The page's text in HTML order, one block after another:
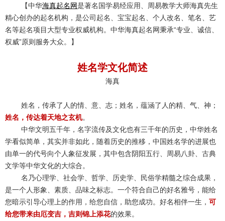
【中华海真起名网是著名国学易经应用、周易教学大师海真先生
精心创办的起名机构，是公司起名、宝宝起名、个人改名、笔名、艺
名等起名项目大型专业权威机构。中华海真起名网秉承“专业、诚信、
权威”原则服务大众。】
姓名学文化简述
海真
姓名，传承了人的情、意、志；姓名，蕴涵了人的精、气、神；
姓名，传达着天地之玄机。
中华文明五千年，名字流传及文化也有三千年的历史，中华姓名
学看似简单，其实并非如此，随着历史的推移，中国姓名学的进展也
由单一的代号向个人象征发展，其中包含阴阳五行、周易八卦、古典
文学等中华文化的大综合。
名乃心理学、社会学、哲学、历史学、民俗学精髓之综合成果，
是一个人形象、素质、品味之标志。一个符合自己的好名雅号，能给
您暗示引导心理上的作用，给您自信，助您成功。好名相伴一生， 可
给您带来由厄变吉，吉则锦上添花的效果。